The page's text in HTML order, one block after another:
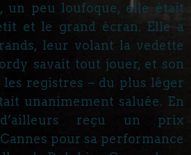
un peu loufoque, elle était
et le grand écran. Elle a
leur volant la vedette
savait tout jouer, et son
les registres – du plus léger
unanimement saluée. En
reçu un prix
pour sa performance